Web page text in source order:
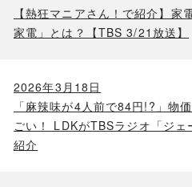
【熱狂マニアさん！で紹介】家
家電」とは？【TBS 3/21放送】
2026年3月18日
「麻辣味が4人前で84円!?」物
ごい！ LDKがTBSラジオ「ジ
紹介